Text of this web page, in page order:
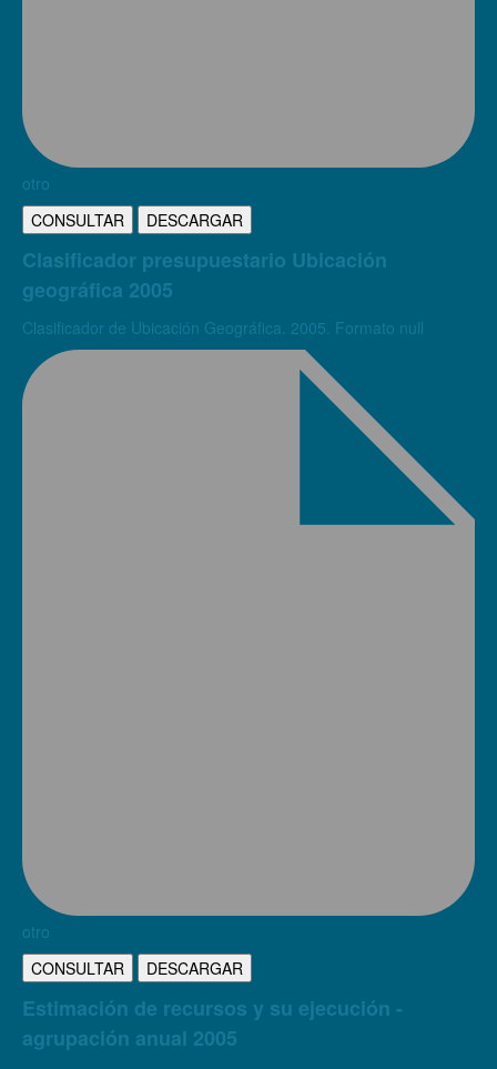
otro
CONSULTAR
DESCARGAR
Clasificador presupuestario Ubicación
geográfica 2005
Clasificador de Ubicación Geográfica. 2005. Formato null
otro
CONSULTAR
DESCARGAR
Estimación de recursos y su ejecución -
agrupación anual 2005